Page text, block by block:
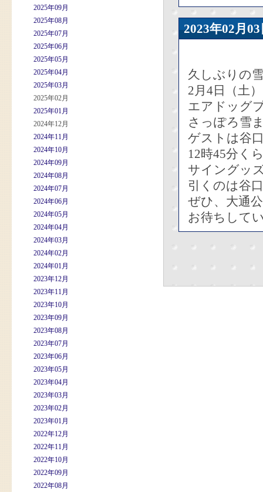
2025年09月
2025年08月
2025年07月
2025年06月
2025年05月
2025年04月
2025年03月
2025年02月
2025年01月
2024年12月
2024年11月
2024年10月
2024年09月
2024年08月
2024年07月
2024年06月
2024年05月
2024年04月
2024年03月
2024年02月
2024年01月
2023年12月
2023年11月
2023年10月
2023年09月
2023年08月
2023年07月
2023年06月
2023年05月
2023年04月
2023年03月
2023年02月
2023年01月
2022年12月
2022年11月
2022年10月
2022年09月
2022年08月
2023年02
久しぶりの
2月4日（土
エアドッグ
さっぽろ雪
ゲストは谷
12時45分く
サイングッ
引くのは谷
ぜひ、大通
お待ちして